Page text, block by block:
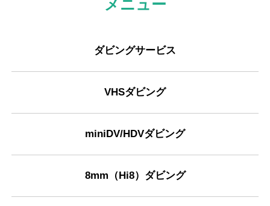
メニュー
ダビングサービス
VHSダビング
miniDV/HDVダビング
8mm（Hi8）ダビング